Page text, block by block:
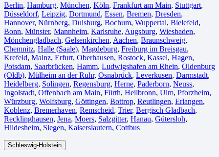
Berlin⁠, Hamburg, München, Köln⁠, Frankfurt am Main, Stuttgart,
Düsseldorf, Leipzig, Dortmund, Essen, Bremen, Dresden,
Hannover, Nürnberg, Duisburg⁠, Bochum, Wuppertal⁠, Bielefeld⁠,
Bonn⁠, Münster⁠, Mannheim, Karlsruhe, Augsburg, Wiesbaden⁠,
Mönchengladbach⁠, Gelsenkirchen⁠, Aachen⁠, Braunschweig,
Chemnitz⁠, Halle (Saale)⁠, Magdeburg, Freiburg im Breisgau⁠,
Krefeld⁠, Mainz⁠, Erfurt, Oberhausen⁠, Rostock⁠, Kassel⁠, Hagen,
Potsdam, Saarbrücken⁠, Hamm, Ludwigshafen am Rhein⁠, Oldenburg
(Oldb), Mülheim an der Ruhr, Osnabrück⁠, Leverkusen, Darmstadt⁠,
Heidelberg, Solingen, Regensburg, Herne⁠, Paderborn, Neuss,
Ingolstadt, Offenbach am Main, Fürth⁠, Heilbronn, Ulm⁠, Pforzheim,
Würzburg, Wolfsburg⁠, Göttingen, Bottrop, Reutlingen, Erlangen⁠,
Koblenz, Bremerhaven⁠, Remscheid, Trier⁠, Bergisch Gladbach,
Recklinghausen, Jena⁠, Moers⁠, Salzgitter⁠, Hanau, Gütersloh,
Hildesheim⁠, Siegen⁠, Kaiserslautern⁠, Cottbus⁠
Schleswig-Holstein